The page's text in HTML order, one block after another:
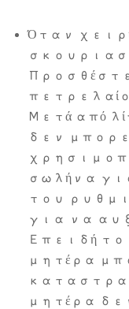
Όταν
Μετά από
δεν
σωλήνα
του
για να
Επειδή το
μητέρα
μητέρα